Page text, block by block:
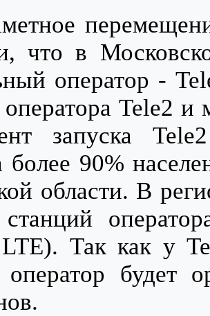
что в
оператор -
оператора Tele2
запуска
более 90%
области. В
станций
Так как у
будет